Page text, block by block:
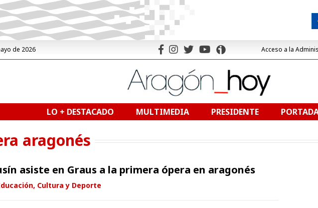
de 2026 Acceso a la
LO + DESTACADO MULTIMEDIA PRESIDENTE
aragonés
asiste en Graus a la primera ópera en aragonés
Cultura y Deporte